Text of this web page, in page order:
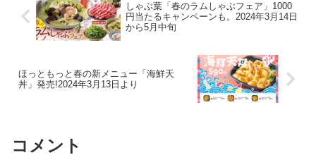
しゃぶ葉「春のラムしゃぶフェア」1000
円当たるキャンペーンも。2024年3月14日
から5月中旬
ほっともっと春の新メニュー「海鮮天
丼」発売!2024年3月13日より
コメント